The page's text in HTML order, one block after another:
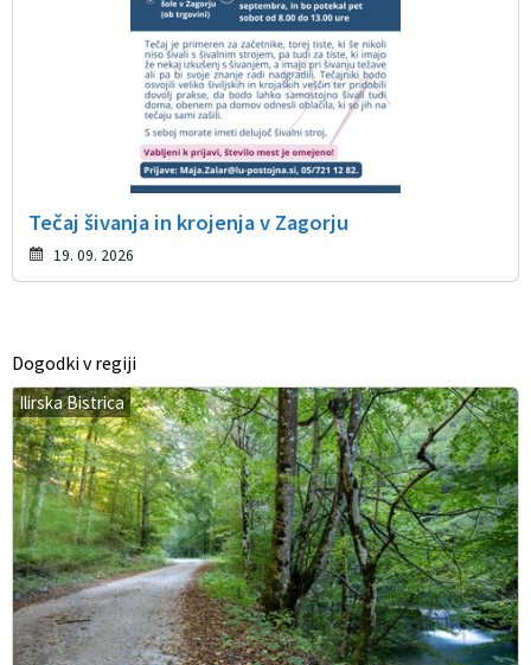
Tečaj šivanja in krojenja v Zagorju
19. 09. 2026
Dogodki v regiji
Ilirska Bistrica